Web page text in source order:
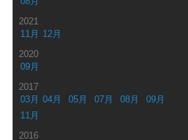
2021
11月
12月
2020
09月
2017
03月 04月 05月 07月 08月
09月
11月
2016